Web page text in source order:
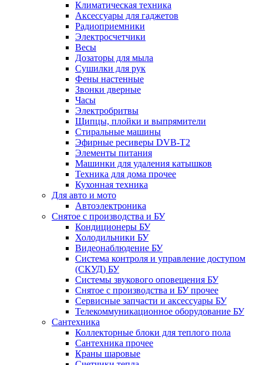
Климатическая техника
Аксессуары для гаджетов
Радиоприемники
Электросчетчики
Весы
Дозаторы для мыла
Сушилки для рук
Фены настенные
Звонки дверные
Часы
Электробритвы
Щипцы, плойки и выпрямители
Стиральные машины
Эфирные ресиверы DVB-T2
Элементы питания
Машинки для удаления катышков
Техника для дома прочее
Кухонная техника
Для авто и мото
Автоэлектроника
Снятое с производства и БУ
Кондиционеры БУ
Холодильники БУ
Видеонаблюдение БУ
Система контроля и управление доступом
(СКУД) БУ
Системы звукового оповещения БУ
Снятое с производства и БУ прочее
Сервисные запчасти и аксессуары БУ
Телекоммуникационное оборудование БУ
Сантехника
Коллекторные блоки для теплого пола
Сантехника прочее
Краны шаровые